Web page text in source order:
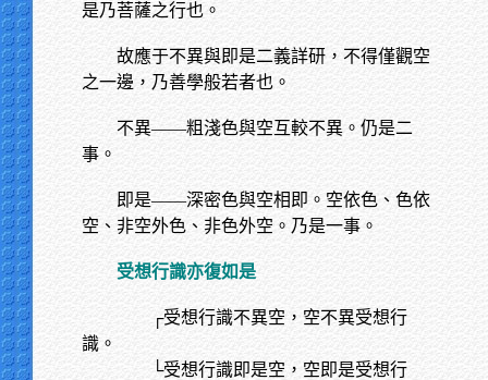
是乃菩薩之行也。
故應于不異與即是二義詳研，不得僅觀空
之一邊，乃善學般若者也。
不異——粗淺色與空互較不異。仍是二
事。
即是——深密色與空相即。空依色、色依
空、非空外色、非色外空。乃是一事。
受想行識亦復如是
┌受想行識不異空，空不異受想行
識。
└受想行識即是空，空即是受想行